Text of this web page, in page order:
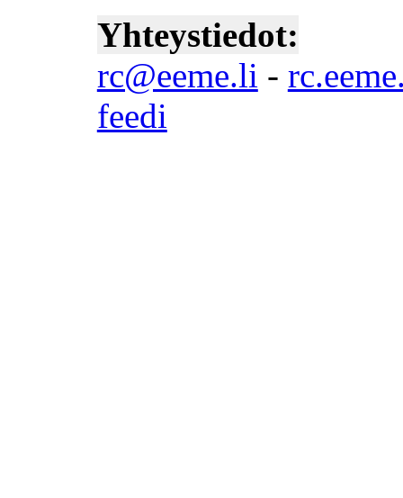
Yhteystiedot:
rc@eeme.li -
feedi